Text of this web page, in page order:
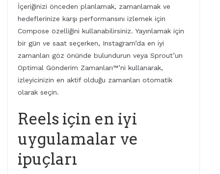
İçeriğinizi önceden planlamak, zamanlamak ve
hedeflerinize karşı performansını izlemek için
Compose özelliğini kullanabilirsiniz. Yayınlamak için
bir gün ve saat seçerken, Instagram’da en iyi
zamanları göz önünde bulundurun veya Sprout’un
Optimal Gönderim Zamanları™’ni kullanarak,
izleyicinizin en aktif olduğu zamanları otomatik
olarak seçin.
Reels için en iyi
uygulamalar ve
ipuçları